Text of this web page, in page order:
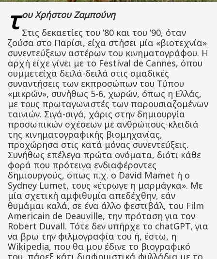
τ ου Χρήστου Ζαμπούνη
Στις δεκαετίες του ’80 και του ’90, όταν
ζούσα στο Παρίσι, είχα στήσει μία «βιοτεχνία»
συνεντεύξεων αστέρων του κινηματογράφου. Η
αρχή είχε γίνει με το Festival de Cannes, όπου
συμμετείχα δειλά-δειλά στις ομαδικές
συναντήσεις των εκπροσώπων του Τύπου
«μικρών», συνήθως 5-6, χωρών, όπως η Ελλάς,
με τους πρωταγωνιστές των παρουσιαζομένων
ταινιών. Σιγά-σιγά, χάρις στην δημιουργία
προσωπικών σχέσεων με ανθρώπους-κλειδιά
της κινηματογραφικής βιομηχανίας,
προχώρησα στις κατά μόνας συνεντεύξεις.
Συνήθως επέλεγα πρώτα ονόματα, διότι κάθε
φορά που πρότεινα ενδιαφέροντες
δημιουργούς, όπως π.χ. ο David Mamet ή ο
Sydney Lumet, τους «έτρωγε η μαρμάγκα». Με
μία σχετική αμφιθυμία απεδέχθην, εάν
θυμάμαι καλά, σε ένα άλλο φεστιβάλ, του Film
Americain de Deauville, την πρόταση για τον
Robert Duvall. Τότε δεν υπήρχε το chatGPT, για
να βρω την φιλμογραφία του ή, έστω, η
Wikipedia, που θα μου έδινε το βιογραφικό
του, πάρεξ κάτι διαφημιστικά φυλλάδια με το